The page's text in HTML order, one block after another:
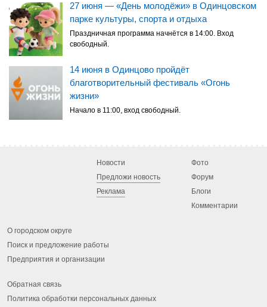
27 июня — «День молодёжи» в Одинцовском
парке культуры, спорта и отдыха
Праздничная программа начнётся в 14:00. Вход
свободный.
14 июня в Одинцово пройдёт
благотворительный фестиваль «Огонь
жизни»
Начало в 11:00, вход свободный.
Новости
Предложи новость
Реклама
Фото
Форум
Блоги
Комментарии
О городском округе
Поиск и предложение работы
Предприятия и организации
Обратная связь
Политика обработки персональных данных